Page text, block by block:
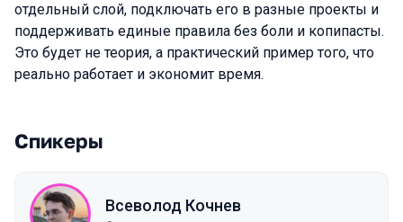
отдельный слой, подключать его в разные проекты и
поддерживать единые правила без боли и копипасты.
Это будет не теория, а практический пример того, что
реально работает и экономит время.
Спикеры
Всеволод Кочнев